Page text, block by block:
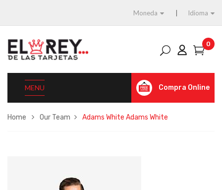
Moneda Idioma
0
MENU Compra Online
Home Our Team Adams White Adams White